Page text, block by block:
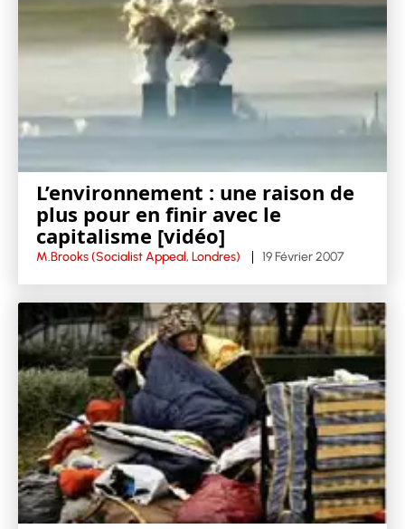
L’environnement : une raison de
plus pour en finir avec le
capitalisme [vidéo]
M.Brooks (Socialist Appeal, Londres) 19 Février 2007